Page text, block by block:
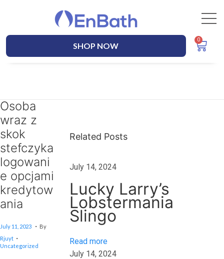
SHOP NOW
Osoba
wraz z
skok
stefczyka
logowani
e opcjami
kredytow
ania
July 11, 2023
U
5
. By
Rjuyt .
Uncategorized
Л
у
ч
ш
и
й
с
п
о
о
б
Related Posts
July 14, 2024
Lucky Larry’s
Lobstermania
Slingo
Read more
July 14, 2024